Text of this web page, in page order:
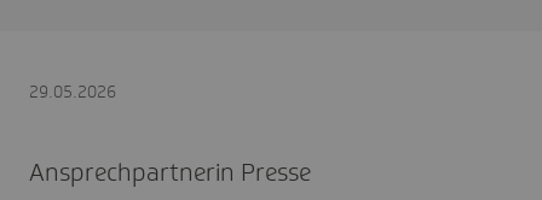
29.05.2026
Ansprechpartnerin Presse